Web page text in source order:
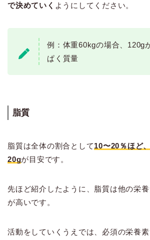
で決めていく ようにしてください。
例：体重60kgの場合、120g
ぱく質量
脂質
脂質は全体の割合として10〜20％ほど
20gが目安です。
先ほど紹介したように、脂質は他の栄
が高いです。
活動をしていくうえでは、必須の栄養素